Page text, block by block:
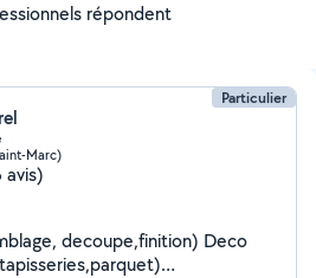
répondent
Particulier
Marc)
avis)